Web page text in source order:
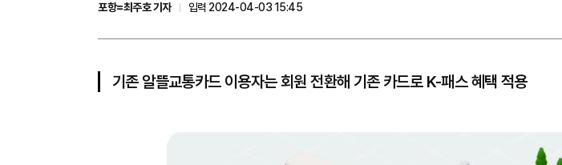
포항=최주호 기자
입력 2024-04-03 15:45
기존 알뜰교통카드 이용자는 회원 전환해 기존 카드로 K-패스 혜택 적용